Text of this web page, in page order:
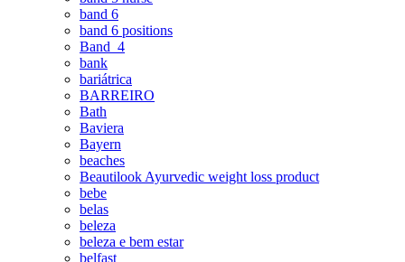
band 6
band 6 positions
Band_4
bank
bariátrica
BARREIRO
Bath
Baviera
Bayern
beaches
Beautilook Ayurvedic weight loss product
bebe
belas
beleza
beleza e bem estar
belfast